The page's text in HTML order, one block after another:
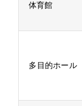
体育館
多目的ホール